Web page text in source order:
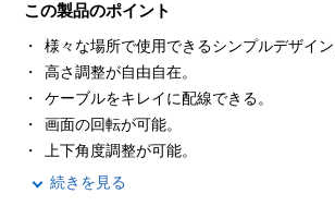
この製品のポイント
様々な場所で使用できるシンプルデザイン
高さ調整が自由自在。
ケーブルをキレイに配線できる。
画面の回転が可能。
上下角度調整が可能。
続きを見る